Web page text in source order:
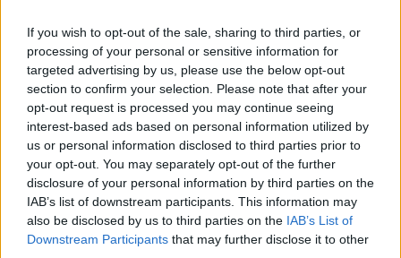
If you wish to opt-out of the sale, sharing to third parties, or
processing of your personal or sensitive information for
targeted advertising by us, please use the below opt-out
section to confirm your selection. Please note that after your
opt-out request is processed you may continue seeing
interest-based ads based on personal information utilized by
us or personal information disclosed to third parties prior to
your opt-out. You may separately opt-out of the further
disclosure of your personal information by third parties on the
IAB’s list of downstream participants. This information may
also be disclosed by us to third parties on the IAB’s List of
Downstream Participants that may further disclose it to other
labdarúgóról. A magyar válogatott kapcsán
kiemelte, Marco Rossi szövetségi kapitány remek
csapatot rakott össze, ezért biztos benne, hogy a
nyári Európa-bajnokságon Magyarország képes
lehet a meglepetésre. A mostani együttest a saját
korszakával összehasonlítva arra a különbségre
hívta fel a figyelmet, hogy jelenleg sokkal több
magyar labdarúgó szerepel külföldön, "hatalmas
nyereségnek" nevezte az RB Leipzig védőjét, Willi
Orbánt, a csapatkapitány Szoboszlai Dominiket
pedig világklasszisként jellemezte.